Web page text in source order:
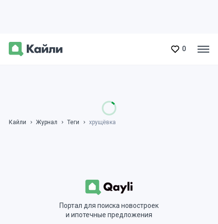
0
Кайли Журнал Теги хрущёвка
Портал для поиска новостроек
и ипотечные предложения